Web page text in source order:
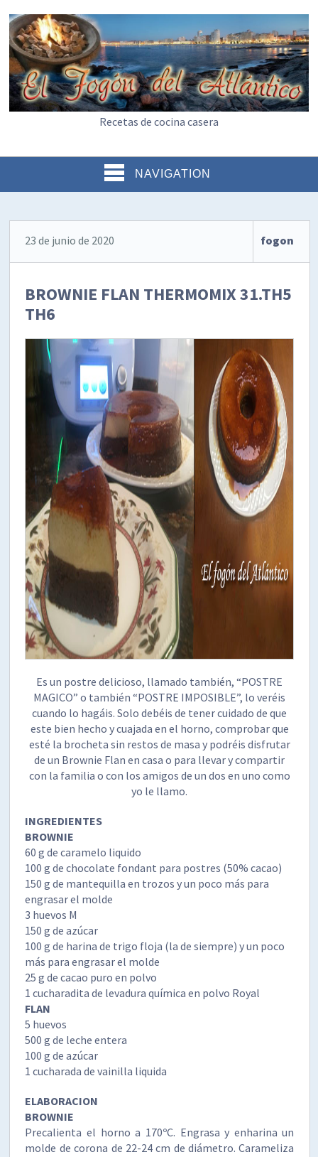
Recetas de cocina casera
NAVIGATION
23 de junio de 2020 fogon
BROWNIE FLAN THERMOMIX 31.TH5
TH6
Es un postre delicioso, llamado también, “POSTRE
MAGICO” o también “POSTRE IMPOSIBLE”, lo veréis
cuando lo hagáis. Solo debéis de tener cuidado de que
este bien hecho y cuajada en el horno, comprobar que
esté la brocheta sin restos de masa y podréis disfrutar
de un Brownie Flan en casa o para llevar y compartir
con la familia o con los amigos de un dos en uno como
yo le llamo.
INGREDIENTES
BROWNIE
60 g de caramelo liquido
100 g de chocolate fondant para postres (50% cacao)
150 g de mantequilla en trozos y un poco más para
engrasar el molde
3 huevos M
150 g de azúcar
100 g de harina de trigo floja (la de siempre) y un poco
más para engrasar el molde
25 g de cacao puro en polvo
1 cucharadita de levadura química en polvo Royal
FLAN
5 huevos
500 g de leche entera
100 g de azúcar
1 cucharada de vainilla liquida
ELABORACION
BROWNIE
Precalienta el horno a 170ºC. Engrasa y enharina un
molde de corona de 22-24 cm de diámetro. Carameliza